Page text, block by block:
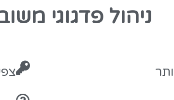
ניהול פדגוגי